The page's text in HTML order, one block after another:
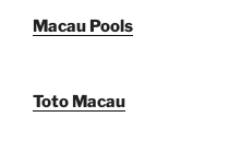
Macau Pools
Toto Macau